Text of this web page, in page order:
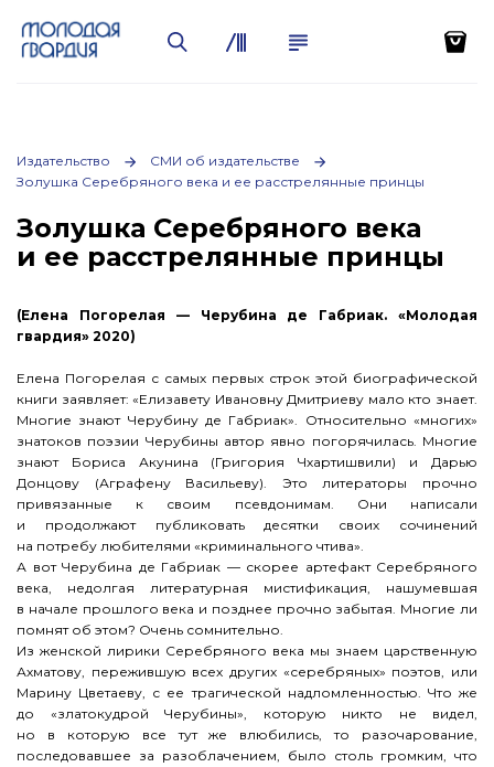
Издательство
СМИ об издательстве
Золушка Серебряного века и ее расстрелянные принцы
Золушка Серебряного века
и ее расстрелянные принцы
(Елена Погорелая — Черубина де Габриак. «Молодая
гвардия» 2020)
Елена Погорелая с самых первых строк этой биографической
книги заявляет: «Елизавету Ивановну Дмитриеву мало кто знает.
Многие знают Черубину де Габриак». Относительно «многих»
знатоков поэзии Черубины автор явно погорячилась. Многие
знают Бориса Акунина (Григория Чхартишвили) и Дарью
Донцову (Аграфену Васильеву). Это литераторы прочно
привязанные к своим псевдонимам. Они написали
и продолжают публиковать десятки своих сочинений
на потребу любителями «криминального чтива».
А вот Черубина де Габриак — скорее артефакт Серебряного
века, недолгая литературная мистификация, нашумевшая
в начале прошлого века и позднее прочно забытая. Многие ли
помнят об этом? Очень сомнительно.
Из женской лирики Серебряного века мы знаем царственную
Ахматову, пережившую всех других «серебряных» поэтов, или
Марину Цветаеву, с ее трагической надломленностью. Что же
до «златокудрой Черубины», которую никто не видел,
но в которую все тут же влюбились, то разочарование,
последовавшее за разоблачением, было столь громким, что